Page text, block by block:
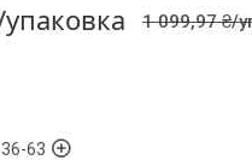
1 099,97 ₴/
63